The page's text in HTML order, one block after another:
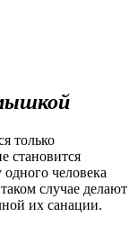
только
становится
человека
случае делают
их санации.